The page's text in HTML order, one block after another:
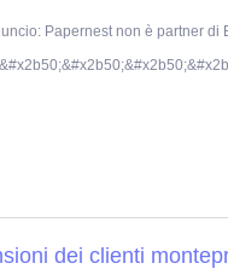
Papernest non è partner di
dei clienti